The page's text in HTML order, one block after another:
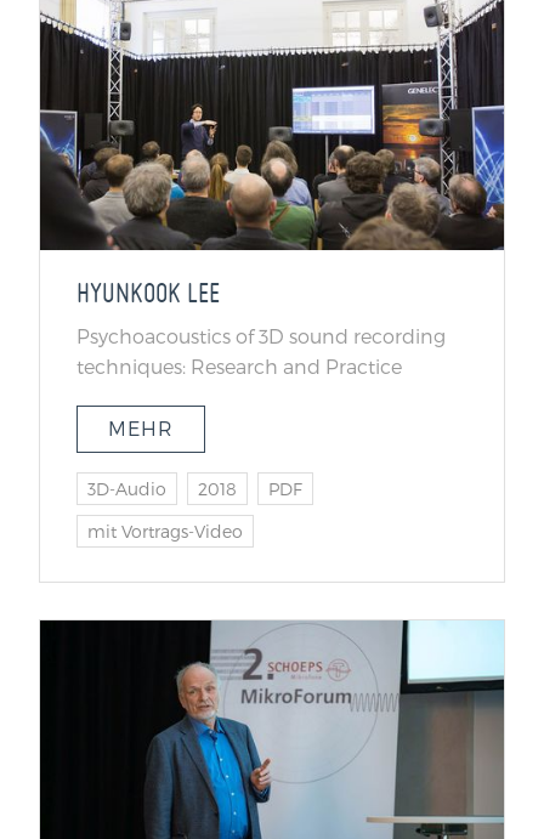
HYUNKOOK LEE
Psychoacoustics of 3D sound recording
techniques: Research and Practice
MEHR
3D-Audio 2018 PDF
mit Vortrags-Video